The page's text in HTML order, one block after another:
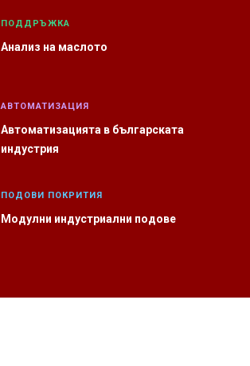
ПОДДРЪЖКА
Анализ на маслото
АВТОМАТИЗАЦИЯ
Автоматизацията в българската
индустрия
ПОДОВИ ПОКРИТИЯ
Модулни индустриални подове